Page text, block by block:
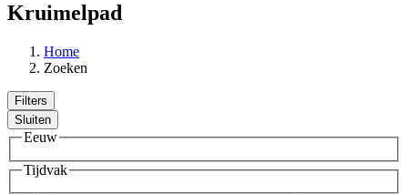
Kruimelpad
Home
Zoeken
Filters
Sluiten
Eeuw
Tijdvak